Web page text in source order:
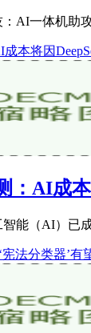
AI一体机助
：AI成
能（AI）已